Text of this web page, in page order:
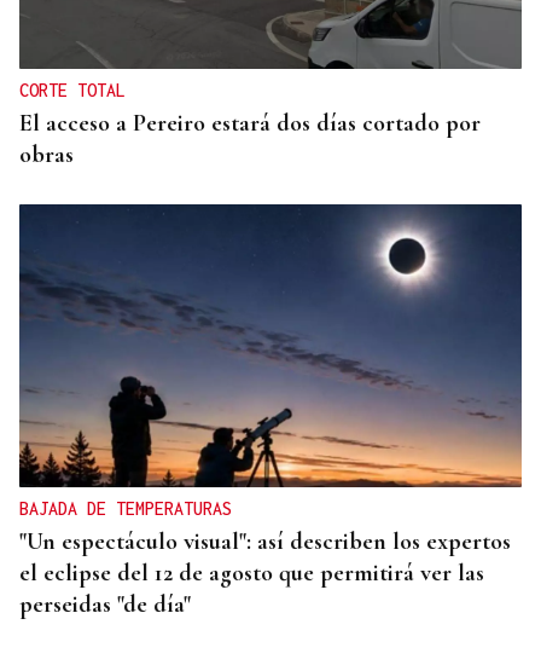
CORTE TOTAL
El acceso a Pereiro estará dos días cortado por
obras
BAJADA DE TEMPERATURAS
"Un espectáculo visual": así describen los expertos
el eclipse del 12 de agosto que permitirá ver las
perseidas "de día"